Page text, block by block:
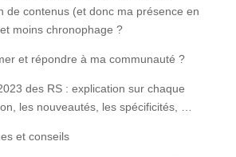
de contenus (et donc ma présence en
moins chronophage ?
et répondre à ma communauté ?
des RS : explication sur chaque
les nouveautés, les spécificités, …
et conseils